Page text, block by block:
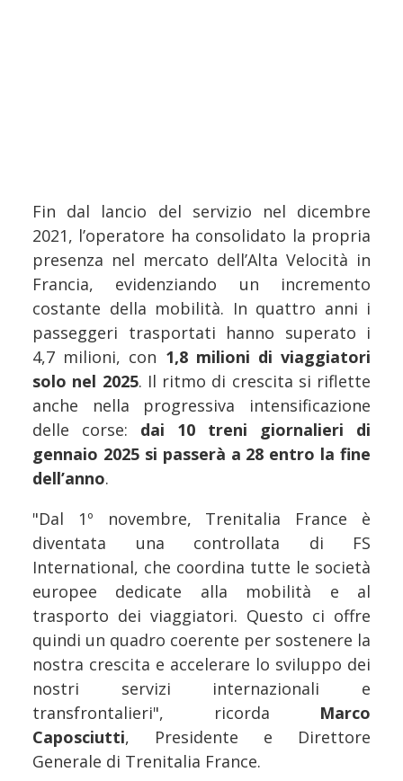
Fin dal lancio del servizio nel dicembre
2021, l’operatore ha consolidato la propria
presenza nel mercato dell’Alta Velocità in
Francia, evidenziando un incremento
costante della mobilità. In quattro anni i
passeggeri trasportati hanno superato i
4,7 milioni, con 1,8 milioni di viaggiatori
solo nel 2025. Il ritmo di crescita si riflette
anche nella progressiva intensificazione
delle corse: dai 10 treni giornalieri di
gennaio 2025 si passerà a 28 entro la fine
dell’anno.
"Dal 1º novembre, Trenitalia France è
diventata una controllata di FS
International, che coordina tutte le società
europee dedicate alla mobilità e al
trasporto dei viaggiatori. Questo ci offre
quindi un quadro coerente per sostenere la
nostra crescita e accelerare lo sviluppo dei
nostri servizi internazionali e
transfrontalieri", ricorda Marco
Caposciutti, Presidente e Direttore
Generale di Trenitalia France.